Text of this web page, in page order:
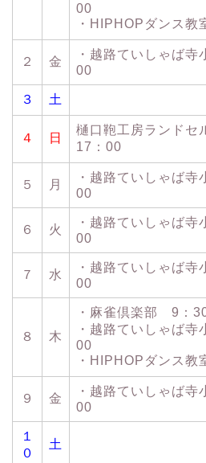
00
・HIPHOPダンス
２ 金
・越路ていしゃば
00
３ 土
４ 日
樋口鞄工房ランド
17：00
５ 月
・越路ていしゃば
00
６ 火
・越路ていしゃば
00
７ 水
・越路ていしゃば
00
８ 木
・麻雀倶楽部 9：
・越路ていしゃば
00
・HIPHOPダンス
９ 金
・越路ていしゃば
00
１
０
土